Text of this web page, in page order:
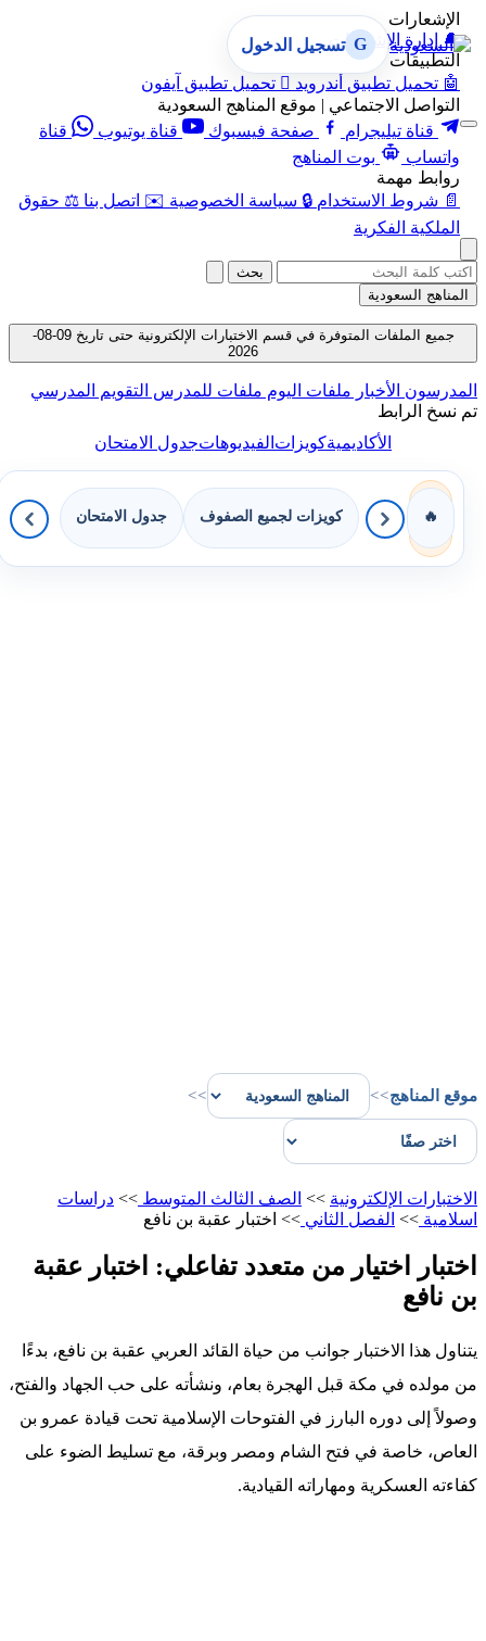
الإشعارات
🔔
إدارة الإشعارات
التطبيقات
🤖 تحميل تطبيق أندرويد  تحميل تطبيق آيفون
التواصل الاجتماعي | موقع المناهج السعودية
قناة تيليجرام
صفحة فيسبوك قناة يوتيوب
قناة
واتساب
بوت المناهج
روابط مهمة
📄 شروط الاستخدام 🔒 سياسة الخصوصية ✉️ اتصل بنا ⚖️ حقوق
الملكية الفكرية
G تسجيل الدخول
بحث
المناهج السعودية
جميع الملفات المتوفرة في قسم الاختبارات الإلكترونية حتى تاريخ 09-08-
2026
المدرسون الأخبار ملفات اليوم ملفات للمدرس التقويم المدرسي
تم نسخ الرابط
الأكاديميةكويزاتالفيديوهاتجدول الامتحان
🔥 كويزات لجميع الصفوف جدول الامتحان
موقع المناهج>>
>>
الاختبارات الإلكترونية >> الصف الثالث المتوسط >> دراسات
اسلامية >> الفصل الثاني >> اختبار عقبة بن نافع
اختبار اختيار من متعدد تفاعلي: اختبار عقبة
بن نافع
يتناول هذا الاختبار جوانب من حياة القائد العربي عقبة بن نافع، بدءًا
من مولده في مكة قبل الهجرة بعام، ونشأته على حب الجهاد والفتح،
وصولاً إلى دوره البارز في الفتوحات الإسلامية تحت قيادة عمرو بن
العاص، خاصة في فتح الشام ومصر وبرقة، مع تسليط الضوء على
كفاءته العسكرية ومهاراته القيادية.